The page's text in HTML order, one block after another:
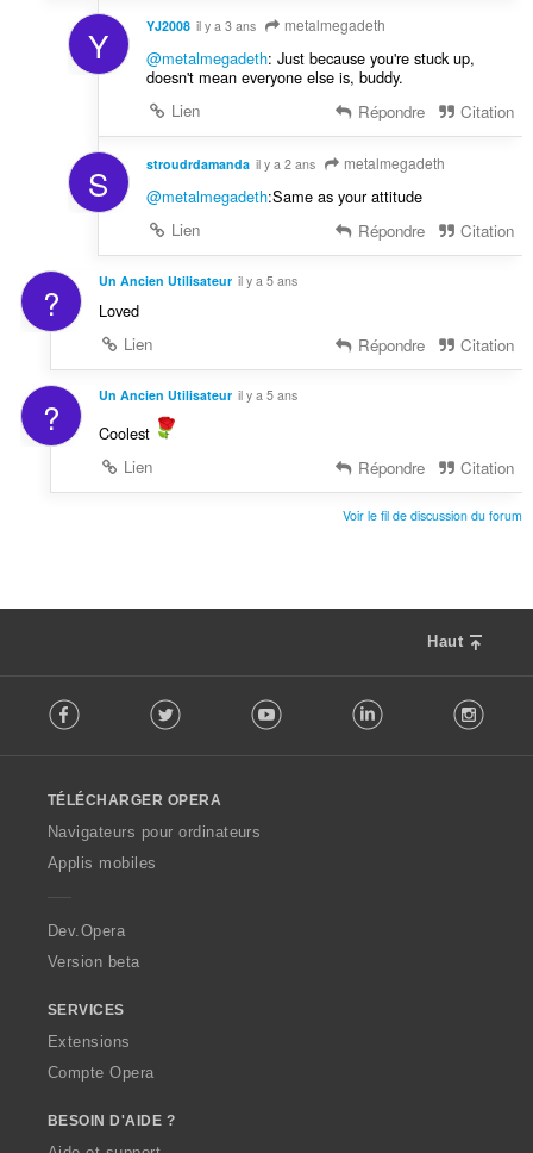
Y YJ2008 il y a 3 ans metalmegadeth
@metalmegadeth: Just because you're stuck up,
doesn't mean everyone else is, buddy.
Lien
Répondre Citation
S stroudrdamanda il y a 2 ans metalmegadeth
@metalmegadeth:Same as your attitude
Lien
Répondre Citation
? Un Ancien Utilisateur il y a 5 ans
Loved
Lien
Répondre Citation
? Un Ancien Utilisateur il y a 5 ans
Coolest
Lien
Répondre Citation
Voir le fil de discussion du forum
Haut
o
w
O
p
a
Facebook Twitter Youtube LinkedIn
TÉLÉCHARGER OPERA
Navigateurs pour ordinateurs
Applis mobiles
Dev.Opera
Version beta
SERVICES
Extensions
Compte Opera
BESOIN D'AIDE ?